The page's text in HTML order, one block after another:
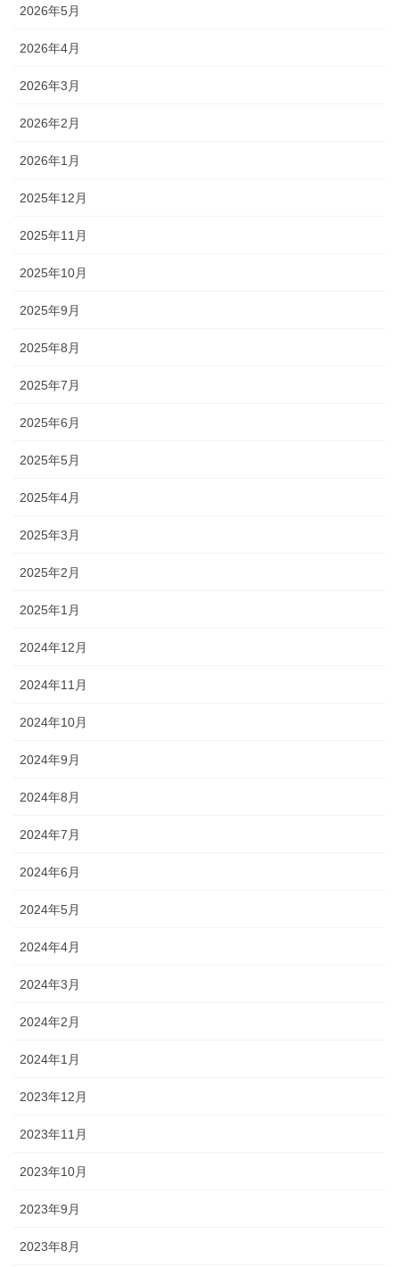
2026年5月
2026年4月
2026年3月
2026年2月
2026年1月
2025年12月
2025年11月
2025年10月
2025年9月
2025年8月
2025年7月
2025年6月
2025年5月
2025年4月
2025年3月
2025年2月
2025年1月
2024年12月
2024年11月
2024年10月
2024年9月
2024年8月
2024年7月
2024年6月
2024年5月
2024年4月
2024年3月
2024年2月
2024年1月
2023年12月
2023年11月
2023年10月
2023年9月
2023年8月